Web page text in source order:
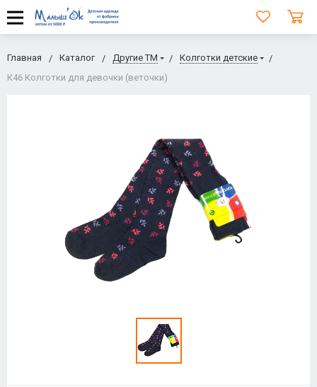
Главная Каталог Другие ТМ
Колготки детские
К46 Колготки для девочки (веточки)